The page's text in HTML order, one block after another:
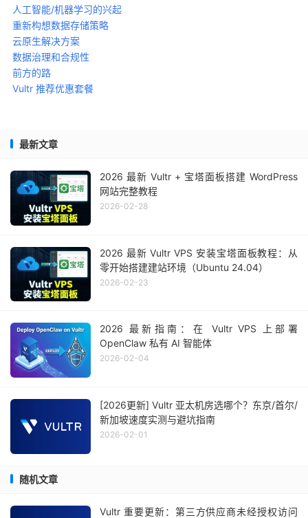
人工智能/机器学习的兴起
重新构想数据存储策略
云原生解决方案
数据治理和合规性
前方的路
Vultr 推荐优惠套餐
最新文章
2026 最新 Vultr + 宝塔面板搭建 WordPress
网站完整教程
2026-02-28
2026 最新 Vultr VPS 安装宝塔面板教程：从
零开始搭建建站环境（Ubuntu 24.04）
2026-02-23
2026 最新指南：在 Vultr VPS 上部署
OpenClaw 私有 AI 智能体
2026-02-04
[2026更新] Vultr 亚太机房选哪个？东京/首尔/
新加坡速度实测与避坑指南
2026-02-01
随机文章
Vultr 重要更新：第三方供应商未经授权访问